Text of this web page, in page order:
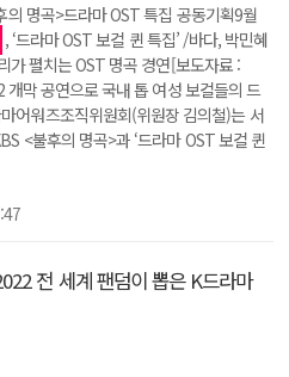
명곡>드라마 OST 특집 공동기획9월
, ‘드라마 OST 보컬 퀸 특집’ /바다, 박민혜
가 펼치는 OST 명곡 경연[보도자료 :
막 공연으로 국내 톱 여성 보컬들의 드
어워즈조직위원회(위원장 김의철)는 서
<불후의 명곡>과 ‘드라마 OST 보컬 퀸
전 세계 팬덤이 뽑은 K드라마